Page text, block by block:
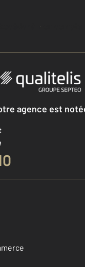
Accéder à mon compte
agence est